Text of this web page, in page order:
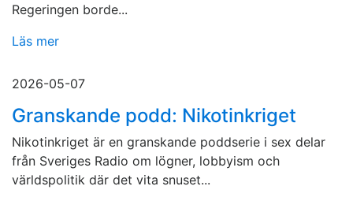
Regeringen borde...
Läs mer
2026-05-07
Granskande podd: Nikotinkriget
Nikotinkriget är en granskande poddserie i sex delar
från Sveriges Radio om lögner, lobbyism och
världspolitik där det vita snuset...